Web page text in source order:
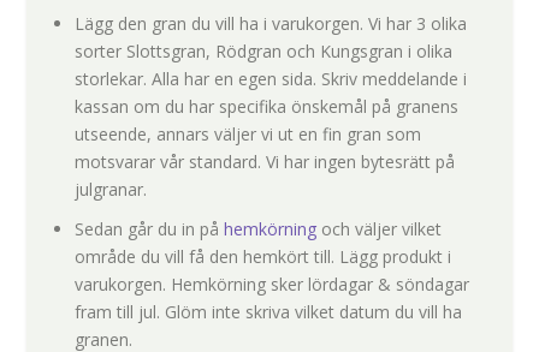
r
v
a
l
l
:
5
5
,
0
0
Lägg den gran du vill ha i varukorgen. Vi har 3 olika
sorter Slottsgran, Rödgran och Kungsgran i olika
storlekar. Alla har en egen sida. Skriv meddelande i
kassan om du har specifika önskemål på granens
utseende, annars väljer vi ut en fin gran som
motsvarar vår standard. Vi har ingen bytesrätt på
julgranar.
Sedan går du in påhemkörning och väljer vilket
område du vill få den hemkört till. Lägg produkt i
varukorgen. Hemkörning sker lördagar & söndagar
fram till jul. Glöm inte skriva vilket datum du vill ha
granen.